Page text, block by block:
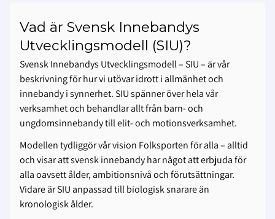
Vad är Svensk Innebandys
Utvecklingsmodell (SIU)?
Svensk Innebandys Utvecklingsmodell – SIU – är vår
beskrivning för hur vi utövar idrott i allmänhet och
innebandy i synnerhet. SIU spänner över hela vår
verksamhet och behandlar allt från barn- och
ungdomsinnebandy till elit- och motionsverksamhet.
Modellen tydliggör vår vision Folksporten för alla – alltid
och visar att svensk innebandy har något att erbjuda för
alla oavsett ålder, ambitionsnivå och förutsättningar.
Vidare är SIU anpassad till biologisk snarare än
kronologisk ålder.